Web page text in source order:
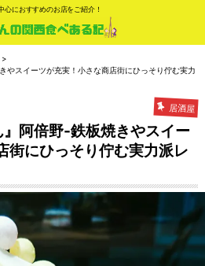
心におすすめのお店をご紹介！
やスイーツが充実！小さな商店街にひっそり佇む実力
居酒屋
』阿倍野-鉄板焼きやスイー
街にひっそり佇む実力派レ